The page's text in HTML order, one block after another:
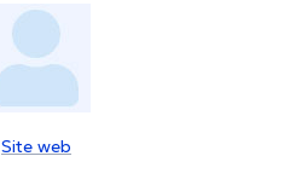
Site web